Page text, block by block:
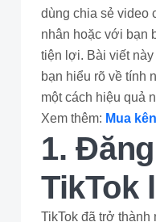
dùng chia sẻ video
nhân hoặc với bạn
tiện lợi. Bài viết này
bạn hiểu rõ về tính
một cách hiệu quả
Xem thêm: Mua
1.
TikTok
TikTok đã trở thành